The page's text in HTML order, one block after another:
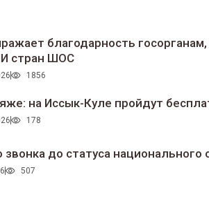
благодарность
стран ШОС
1856
на Иссык-Куле пройдут
178
звонка до статуса
507